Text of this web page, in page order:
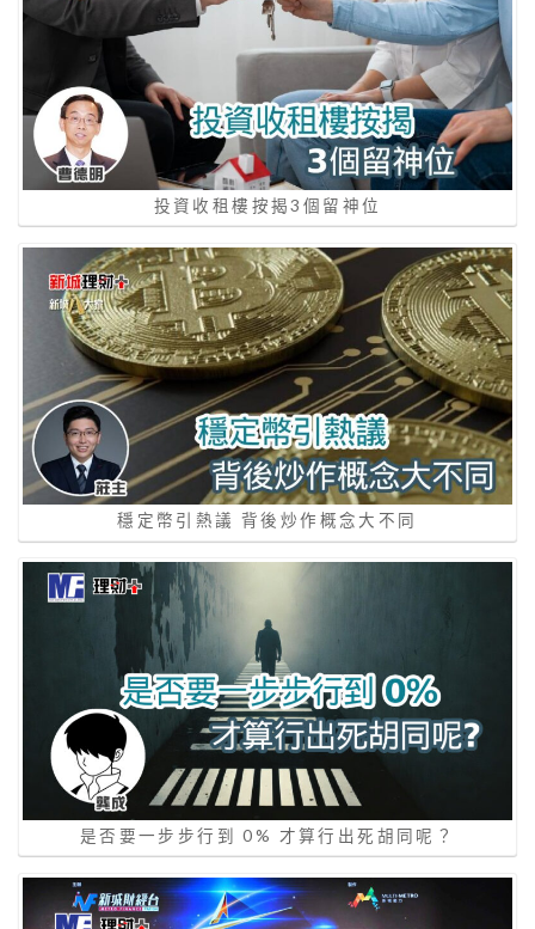
投資收租樓按揭3個留神位
穩定幣引熱議 背後炒作概念大不同
是否要一步步行到 0% 才算行出死胡同呢？